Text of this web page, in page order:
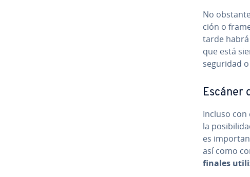
No
ción o
tarde
que está
seguridad
Escáner
Incluso
la
es
así como
finales